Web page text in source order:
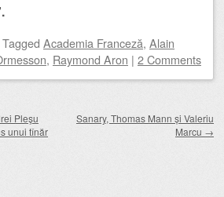
Tagged Academia Franceză, Alain
, Raymond Aron | 2 Comments
Pleşu
unui tînăr
Sanary, Thomas Mann și Valeriu
Marcu →